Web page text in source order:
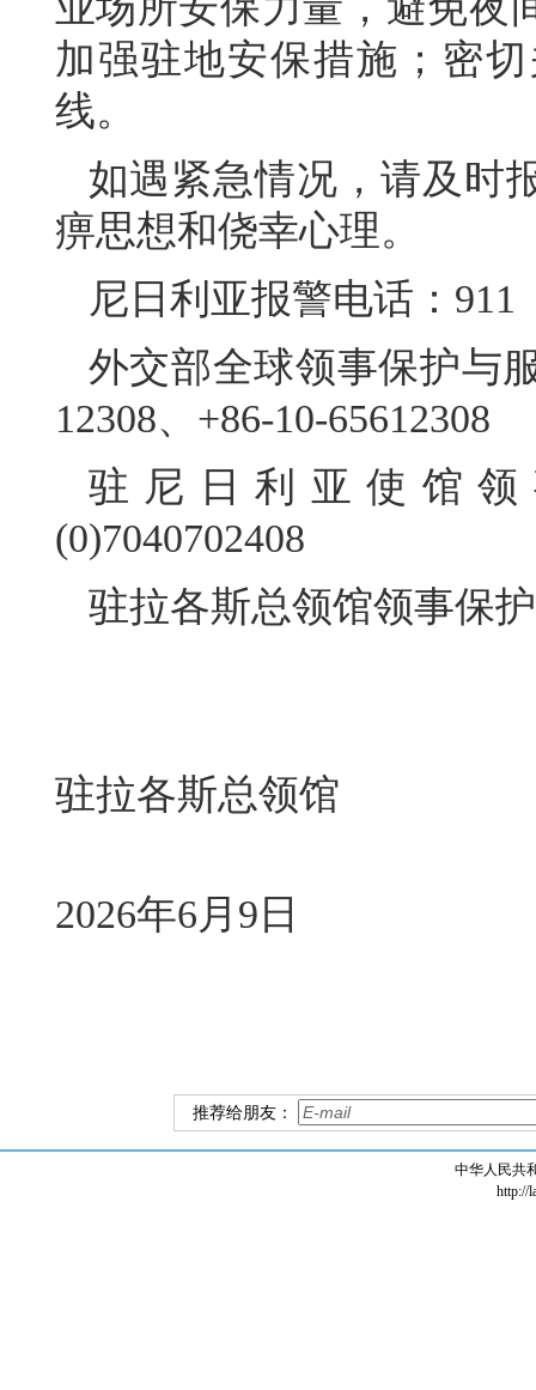
加强驻地安保措施；密
线。
如遇紧急情况，请及时
痹思想和侥幸心理。
尼日利亚报警电话：911
外交部全球领事保护与
12308、+86-10-65612308
驻尼日利亚使馆领
(0)7040702408
驻拉各斯总领馆领事保
驻拉各斯总领馆
2026年6月9日
推荐给朋友：
中华人民共
http://